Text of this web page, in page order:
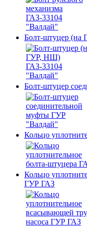
Болт-штуцер
Болт-штуцер
Кольцо
Кольцо
ГУР ГАЗ